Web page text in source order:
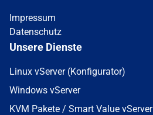
Impressum
Datenschutz
Unsere Dienste
Linux vServer (Konfigurator)
Windows vServer
KVM Pakete / Smart Value vServer